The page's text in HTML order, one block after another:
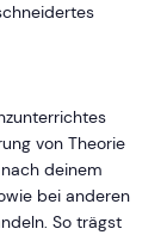
von Theorie
deinem
bei anderen
So trägst